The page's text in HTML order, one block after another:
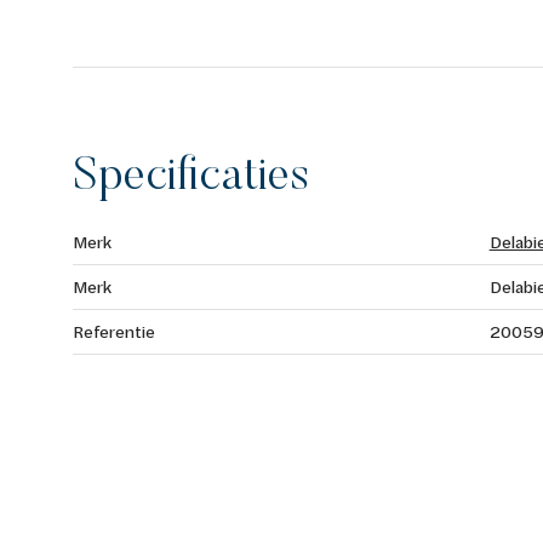
Specificaties
Merk
Merk
Referentie